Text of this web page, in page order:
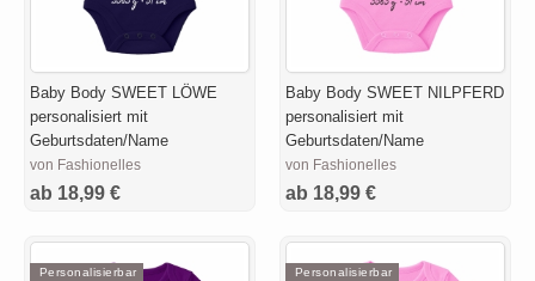
Baby Body SWEET LÖWE
personalisiert mit
Geburtsdaten/Name
von Fashionelles
ab 18,99 €
Baby Body SWEET NILPFERD
personalisiert mit
Geburtsdaten/Name
von Fashionelles
ab 18,99 €
Personalisierbar Personalisierbar